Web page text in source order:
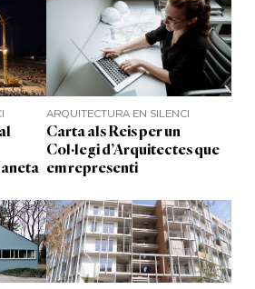
ARQUITECTURA EN SILENCI
Carta als Reis per un
Col·legi d’Arquitectes que
em representi